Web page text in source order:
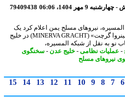
79409438
نیروهای مسلح یمن اعلام کرد یک
عملیات نظامی علیه کشتی باری «مینروا گرچت» (MINERVA GRACHT) در خلیج
به نقل از شبکه المسیره،
نظامی-خلیج عدن -سخنگوی
مسلح
7
8
9
10
11
12
13
14
15